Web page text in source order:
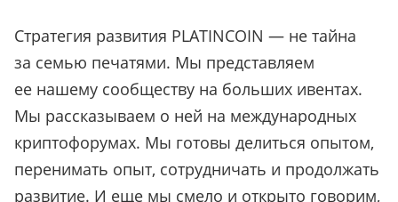
Стратегия развития PLATINCOIN — не тайна
за семью печатями. Мы представляем
ее нашему сообществу на больших ивентах.
Мы рассказываем о ней на международных
криптофорумах. Мы готовы делиться опытом,
перенимать опыт, сотрудничать и продолжать
развитие. И еще мы смело и открыто говорим,